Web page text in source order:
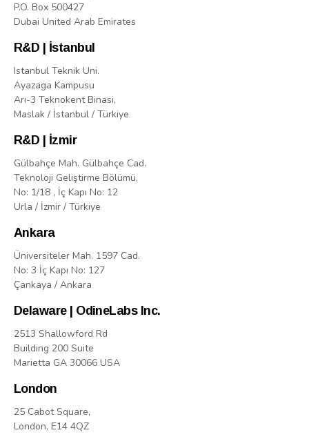
P.O. Box 500427
Dubai United Arab Emirates
R&D | İstanbul
Istanbul Teknik Uni.
Ayazaga Kampusu
Arı-3 Teknokent Binasi,
Maslak / İstanbul / Türkiye
R&D | İzmir
Gülbahçe Mah. Gülbahçe Cad.
Teknoloji Geliştirme Bölümü,
No: 1/18 , İç Kapı No: 12
Urla / İzmir / Türkiye
Ankara
Üniversiteler Mah. 1597 Cad.
No: 3 İç Kapı No: 127
Çankaya / Ankara
Delaware | OdineLabs Inc.
2513 Shallowford Rd
Building 200 Suite
Marietta GA 30066 USA
London
25 Cabot Square,
London, E14 4QZ